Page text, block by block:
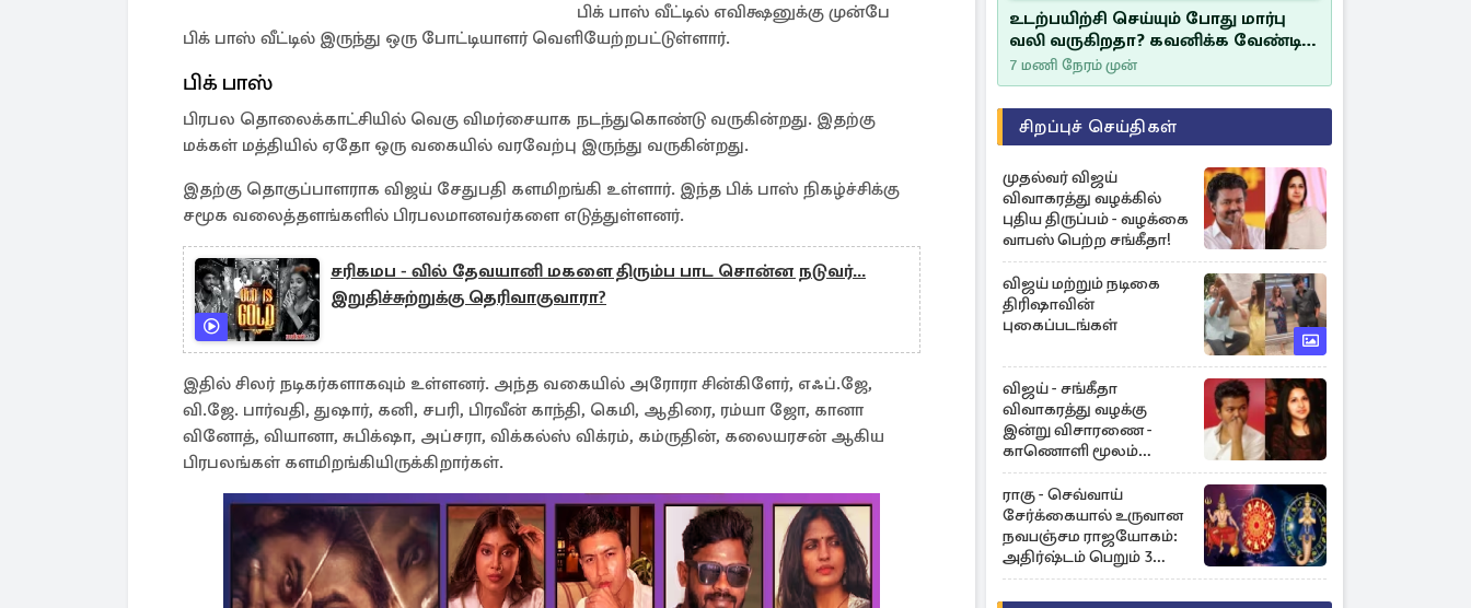
பிக் பாஸ் வீட்டில் எவிக்ஷனுக்கு முன்பே
பிக் பாஸ் வீட்டில் இருந்து ஒரு போட்டியாளர் வெளியேற்றபட்டுள்ளார்.
பிக் பாஸ்
பிரபல தொலைக்காட்சியில் வெகு விமர்சையாக நடந்துகொண்டு வருகின்றது. இதற்கு
மக்கள் மத்தியில் ஏதோ ஒரு வகையில் வரவேற்பு இருந்து வருகின்றது.
இதற்கு தொகுப்பாளராக விஜய் சேதுபதி களமிறங்கி உள்ளார். இந்த பிக் பாஸ் நிகழ்ச்சிக்கு
சமூக வலைத்தளங்களில் பிரபலமானவர்களை எடுத்துள்ளனர்.
சரிகமப - வில் தேவயானி மகளை திரும்ப பாட சொன்ன நடுவர்...
இறுதிச்சுற்றுக்கு தெரிவாகுவாரா?
இதில் சிலர் நடிகர்களாகவும் உள்ளனர். அந்த வகையில் அரோரா சின்கிளேர், எஃப்.ஜே,
வி.ஜே. பார்வதி, துஷார், கனி, சபரி, பிரவீன் காந்தி, கெமி, ஆதிரை, ரம்யா ஜோ, கானா
வினோத், வியானா, சுபிக்‌ஷா, அப்சரா, விக்கல்ஸ் விக்ரம், கம்ருதின், கலையரசன் ஆகிய
பிரபலங்கள் களமிறங்கியிருக்கிறார்கள்.
உடற்பயிற்சி செய்யும் போது மார்பு
வலி வருகிறதா? கவனிக்க வேண்டிய
எச்சரிக்கை அறிகுறிகள்
7 மணி நேரம் முன்
சிறப்புச் செய்திகள்
முதல்வர் விஜய்
விவாகரத்து வழக்கில்
புதிய திருப்பம் - வழக்கை
வாபஸ் பெற்ற சங்கீதா!
விஜய் மற்றும் நடிகை
திரிஷாவின்
புகைப்படங்கள்
விஜய் - சங்கீதா
விவாகரத்து வழக்கு
இன்று விசாரணை -
காணொளி மூலம்
ஆஜராக வாய்ப்பு
ராகு - செவ்வாய்
சேர்க்கையால் உருவான
நவபஞ்சம ராஜயோகம்:
அதிர்ஷ்டம் பெறும் 3
ராசிகள்!